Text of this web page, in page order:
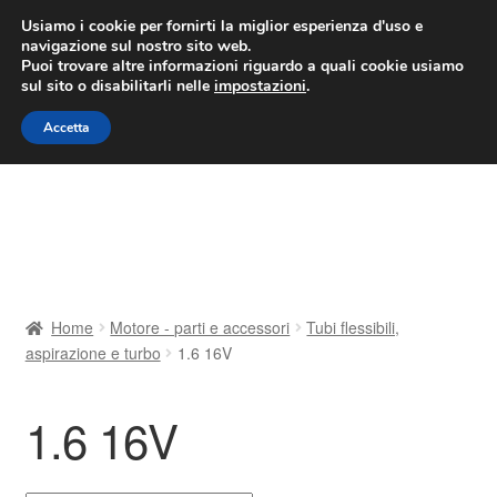
CONSEGNA da 7 EUR
Lun-Ven 9:00 - 16:00/800 580 290
Vai
alla
navigazione
Vai
al
contenuto
Consegna
Home Motore - parti e accessori
Tubi flessibili,
aspirazione e turbo
1.6 16V
1.6 16V
Usiamo i cookie per fornirti la miglior esperienza d'uso e
navigazione sul nostro sito web.
Puoi trovare altre informazioni riguardo a quali cookie usiamo
sul sito o disabilitarli nelle impostazioni.
Accetta